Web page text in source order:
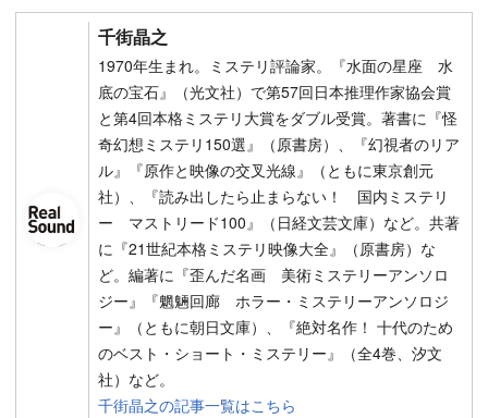
千街晶之
1970年生まれ。ミステリ評論家。『水面の星座 水
底の宝石』（光文社）で第57回日本推理作家協会賞
と第4回本格ミステリ大賞をダブル受賞。著書に『怪
奇幻想ミステリ150選』（原書房）、『幻視者のリア
ル』『原作と映像の交叉光線』（ともに東京創元
社）、『読み出したら止まらない！ 国内ミステリ
ー マストリード100』（日経文芸文庫）など。共著
に『21世紀本格ミステリ映像大全』（原書房）な
ど。編著に『歪んだ名画 美術ミステリーアンソロ
ジー』『魍魎回廊 ホラー・ミステリーアンソロジ
ー』（ともに朝日文庫）、『絶対名作！ 十代のため
のベスト・ショート・ミステリー』（全4巻、汐文
社）など。
千街晶之の記事一覧はこちら